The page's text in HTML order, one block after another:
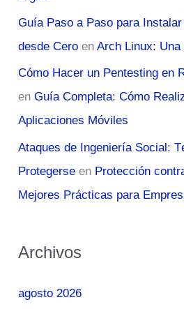
Guía Paso a Paso para
desde Cero enArch Linux:
Cómo Hacer un Pentesting en
enGuía Completa: Cómo
Aplicaciones Móviles
Ataques de Ingeniería Social:
Protegerse en Protección
Mejores Prácticas para
Archivos
agosto 2026